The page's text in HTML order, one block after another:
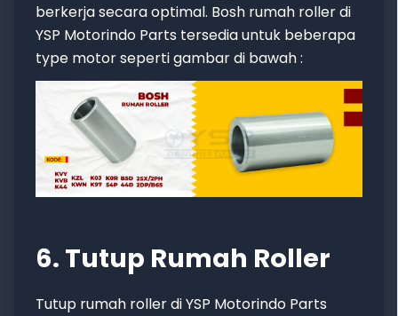
berkerja secara optimal. Bosh rumah roller di
YSP Motorindo Parts tersedia untuk beberapa
type motor seperti gambar di bawah :
6. Tutup Rumah Roller
Tutup rumah roller di YSP Motorindo Parts